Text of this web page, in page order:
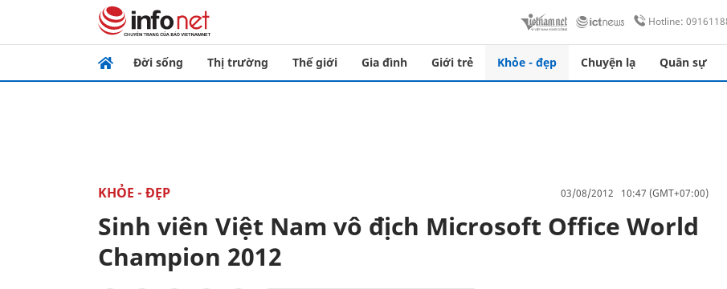
Hotline:
Đời sống Thị trường Thế giới Gia đình Giới trẻ Khỏe - đẹp Chuyện lạ Quân sự
KHỎE - ĐẸP 03/08/2012 10:47 (GMT+07:00)
Sinh viên Việt Nam vô địch Microsoft Office World
Champion 2012